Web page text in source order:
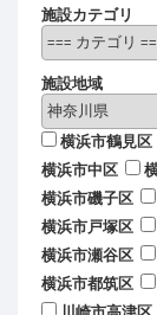
施設カテゴリ
施設地域
横浜市鶴見区
横浜市中区
横浜市磯子区
横浜市戸塚区
横浜市瀬谷区
横浜市都筑区